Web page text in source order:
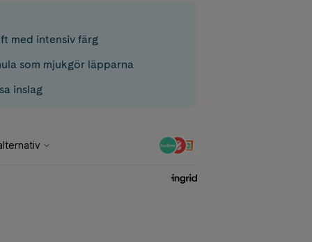
med intensiv färg
som mjukgör läpparna
inslag